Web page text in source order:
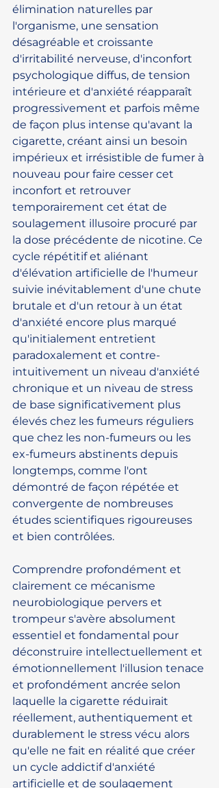
élimination naturelles par
l'organisme, une sensation
désagréable et croissante
d'irritabilité nerveuse, d'inconfort
psychologique diffus, de tension
intérieure et d'anxiété réapparaît
progressivement et parfois même
de façon plus intense qu'avant la
cigarette, créant ainsi un besoin
impérieux et irrésistible de fumer à
nouveau pour faire cesser cet
inconfort et retrouver
temporairement cet état de
soulagement illusoire procuré par
la dose précédente de nicotine. Ce
cycle répétitif et aliénant
d'élévation artificielle de l'humeur
suivie inévitablement d'une chute
brutale et d'un retour à un état
d'anxiété encore plus marqué
qu'initialement entretient
paradoxalement et contre-
intuitivement un niveau d'anxiété
chronique et un niveau de stress
de base significativement plus
élevés chez les fumeurs réguliers
que chez les non-fumeurs ou les
ex-fumeurs abstinents depuis
longtemps, comme l'ont
démontré de façon répétée et
convergente de nombreuses
études scientifiques rigoureuses
et bien contrôlées.
Comprendre profondément et
clairement ce mécanisme
neurobiologique pervers et
trompeur s'avère absolument
essentiel et fondamental pour
déconstruire intellectuellement et
émotionnellement l'illusion tenace
et profondément ancrée selon
laquelle la cigarette réduirait
réellement, authentiquement et
durablement le stress vécu alors
qu'elle ne fait en réalité que créer
un cycle addictif d'anxiété
artificielle et de soulagement